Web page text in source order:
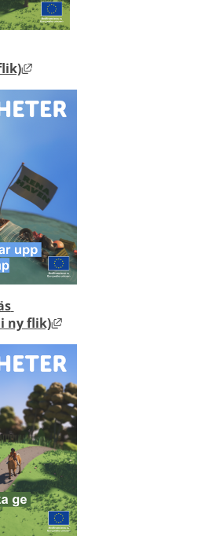
Länk till annan webbplats,
ny flik) Länk till annan